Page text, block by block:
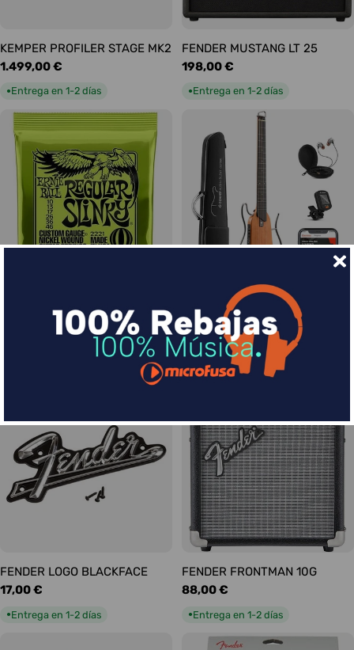
KEMPER PROFILER STAGE MK2
Precio
habitual
1.499,00 €
●Entrega en 1-2 días
FENDER MUSTANG LT 25
Precio
habitual
198,00 €
●Entrega en 1-2 días
Slinky Regular 10-46
DONNER HUSH-I Silent Guitar
Caoba
Precio
habitual
339,00 €
Entrega en 1-2 días
FENDER LOGO BLACKFACE
Precio
17,00 €
●Entrega en 1-2 días
FENDER FRONTMAN 10G
Precio
88,00 €
●Entrega en 1-2 días